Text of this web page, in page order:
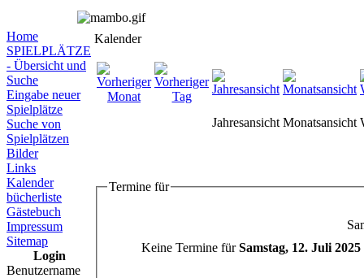
Home
SPIELPLÄTZE
- Übersicht und
Suche
Eingabe neuer
Spielplätze
Suche von
Spielplätzen
Bilder
Links
Kalender
bücherliste
Gästebuch
Impressum
Sitemap
Login
Benutzername
Kalender
Jahresansicht Monatsansicht
Termine für
Keine Termine fürSamstag, 12. Juli 2025